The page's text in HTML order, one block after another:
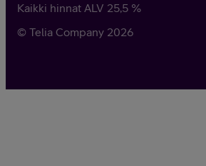
Kaikki hinnat ALV 25,5 %
© Telia Company 2026